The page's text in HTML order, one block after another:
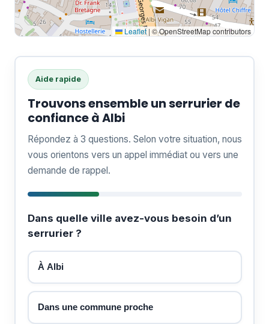
Leaflet | © OpenStreetMap contributors
Aide rapide
Trouvons ensemble un serrurier de
confiance à Albi
Répondez à 3 questions. Selon votre situation, nous
vous orientons vers un appel immédiat ou vers une
demande de rappel.
Dans quelle ville avez-vous besoin d’un
serrurier ?
À Albi
Dans une commune proche